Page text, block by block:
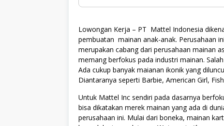
Lowongan Kerja – PT Mattel Indonesia
pembuatan mainan anak-anak. Perusahaan
merupakan cabang dari perusahaan mainan
memang berfokus pada industri mainan.
Ada cukup banyak maianan ikonik yang
Diantaranya seperti Barbie, American Girl,
Untuk Mattel Inc sendiri pada dasarnya
bisa dikatakan merek mainan yang ada di
perusahaan ini. Mulai dari boneka, mainan